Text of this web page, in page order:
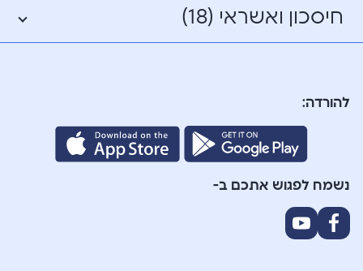
חיסכון ואשראי (18)
להורדה:
נשמח לפגוש אתכם ב-